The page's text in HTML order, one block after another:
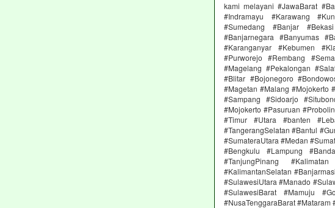
kami melayani #JawaBarat
#Indramayu #Karawang
#Sumedang #Banjar
#Banjarnegara #Banyumas
#Karanganyar #Kebumen
#Purworejo #Rembang
#Magelang #Pekalongan
#Blitar #Bojonegoro
#Magetan #Malang #Mojokerto
#Sampang #Sidoarjo
#Mojokerto #Pasuruan
#Timur #Utara #banten
#TangerangSelatan #Bantul
#SumateraUtara #Medan
#Bengkulu #Lampung
#TanjungPinang
#KalimantanSelatan
#SulawesiUtara #Manado
#SulawesiBarat #Mamuju
#NusaTenggaraBarat #Mataram